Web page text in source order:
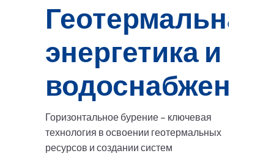
Геотермальная
энергетика и
водоснабжение
Горизонтальное бурение – ключевая
технология в освоении геотермальных
ресурсов и создании систем